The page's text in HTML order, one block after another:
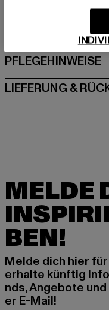
GRÖSSE &
PFLEGEHINWEISE
LIEFERUNG &
MELDE
BEN!
Melde dich hier
erhalte künftig
nds, Angebote
er E-Mail!